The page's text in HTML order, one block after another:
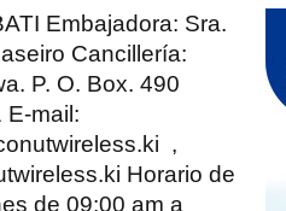
en
Embajadora: Sra.
Cancillería:
P. O. Box. 490
E-mail:
,
Horario de
de 09:00 am a